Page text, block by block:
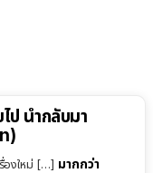
ป นำกลับมา
องใหม่ […] มากกว่า